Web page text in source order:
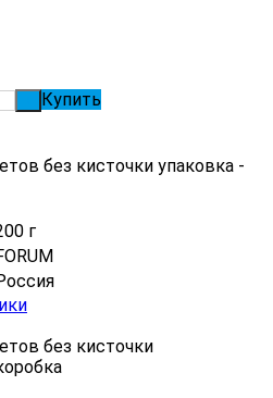
Купить
без кисточки упаковка -
г
без кисточки